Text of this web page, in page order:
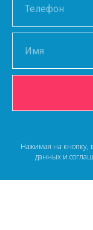
Нажимая на кнопку,
данных и